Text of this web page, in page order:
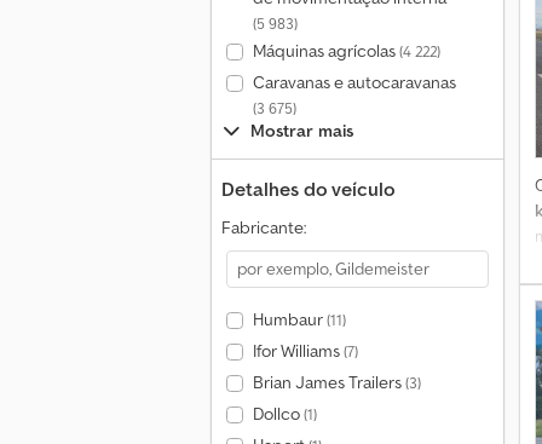
(5 983)
Máquinas agrícolas(4 222)
Caravanas e autocaravanas
(3 675)
Mostrar mais
Detalhes do veículo
Fabricante:
Humbaur(11)
Ifor Williams(7)
Brian James Trailers(3)
Dollco(1)